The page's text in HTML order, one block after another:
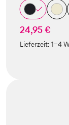
24,95 €
Lieferzeit:1-4